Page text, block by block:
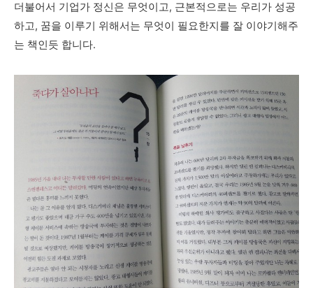
더불어서 기업가 정신은 무엇이고, 근본적으로는 우리가 성공
하고, 꿈을 이루기 위해서는 무엇이 필요한지를 잘 이야기해주
는 책인듯 합니다.